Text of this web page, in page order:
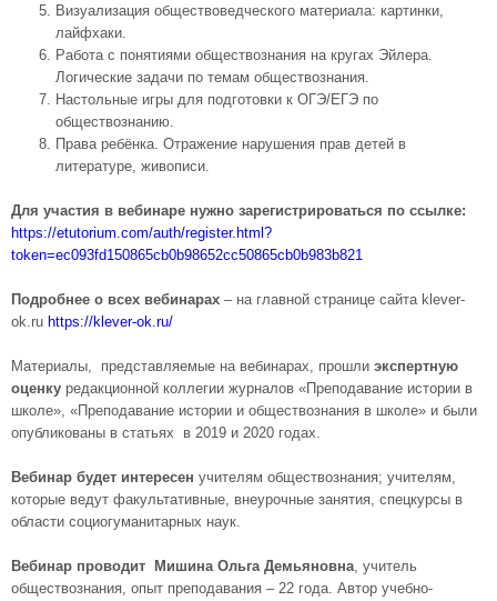
Визуализация обществоведческого материала: картинки,
лайфхаки.
Работа с понятиями обществознания на кругах Эйлера.
Логические задачи по темам обществознания.
Настольные игры для подготовки к ОГЭ/ЕГЭ по
обществознанию.
Права ребёнка. Отражение нарушения прав детей в
литературе, живописи.
Для участия в вебинаре нужно зарегистрироваться по ссылке:
https://etutorium.com/auth/register.html?
token=ec093fd150865cb0b98652cc50865cb0b983b821
Подробнее о всех вебинарах – на главной странице сайта klever-
ok.ru https://klever-ok.ru/
Материалы, представляемые на вебинарах, прошли экспертную
оценку редакционной коллегии журналов «Преподавание истории в
школе», «Преподавание истории и обществознания в школе» и были
опубликованы в статьях в 2019 и 2020 годах.
Вебинар будет интересен учителям обществознания; учителям,
которые ведут факультативные, внеурочные занятия, спецкурсы в
области социогуманитарных наук.
Вебинар проводит Мишина Ольга Демьяновна, учитель
обществознания, опыт преподавания – 22 года. Автор учебно-